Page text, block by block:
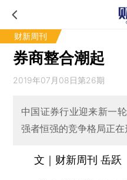
财新周刊
券商整合潮起
2019年07月08日第26期
中国证券行业迎来新一
强者恒强的竞争格局正在
文｜财新周刊 岳跃